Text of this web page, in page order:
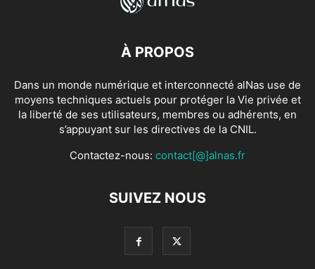
À PROPOS
Dans un monde numérique et interconnecté alNas use de
moyens techniques actuels pour protéger la Vie privée et
la liberté de ses utilisateurs, membres ou adhérents, en
s’appuyant sur les directives de la CNIL.
Contactez-nous: contact[@]alnas.fr
SUIVEZ NOUS